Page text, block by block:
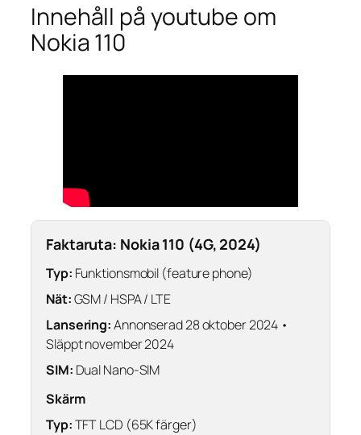
Innehåll på youtube om
Nokia 110
Faktaruta: Nokia 110 (4G, 2024)
Typ: Funktionsmobil (feature phone)
Nät:GSM / HSPA / LTE
Lansering:Annonserad 28 oktober 2024 •
Släppt november 2024
SIM: Dual Nano-SIM
Skärm
Typ:TFT LCD (65K färger)